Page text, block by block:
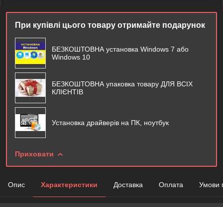
При купівлі цього товару отримайте подарунок
БЕЗКОШТОВНА установка Windows 7 або
Windows 10
БЕЗКОШТОВНА упаковка товару ДЛЯ ВСІХ
КЛІЄНТІВ
Установка драйверів на ПК, ноутбук
Приховати
Опис Характеристики Доставка Оплата Умови